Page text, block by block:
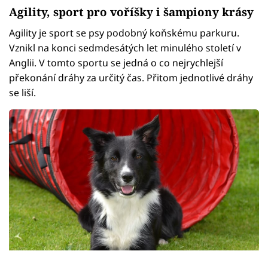
Agility, sport pro voříšky i šampiony krásy
Agility je sport se psy podobný koňskému parkuru.
Vznikl na konci sedmdesátých let minulého století v
Anglii. V tomto sportu se jedná o co nejrychlejší
překonání dráhy za určitý čas. Přitom jednotlivé dráhy
se liší.